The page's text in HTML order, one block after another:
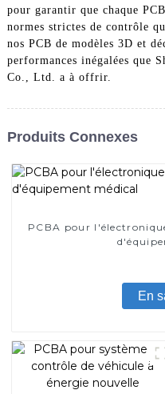
pour garantir que chaque
normes strictes de contrôle
nos PCB de modèles 3D et
performances inégalées que
Co., Ltd. a à offrir.
Produits Connexes
PCBA pour
En